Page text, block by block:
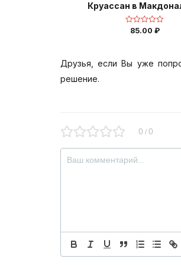
Круаcсан в
Оценка
85.00 ₽
Друзья, если Вы уже
решение.
0 / 0